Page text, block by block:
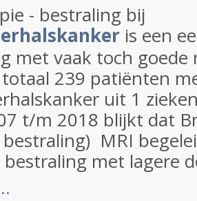
- bestraling bij
is een
met vaak toch
239 patiënten
uit 1
t/m 2018 blijkt dat
MRI
met lagere